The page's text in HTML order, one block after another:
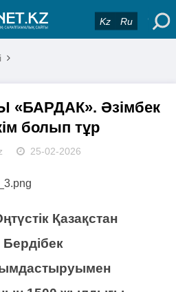
Kz Ru
«БАРДАК». Әзімбек
болып тұр
25-02-2026
Қазақстан